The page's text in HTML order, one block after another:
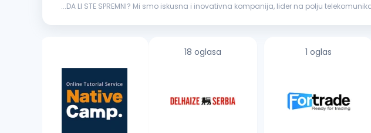
...DA LI STE SPREMNI? Mi smo iskusna i inovativna kompanija, lider na polju
18 oglasa 1 oglas